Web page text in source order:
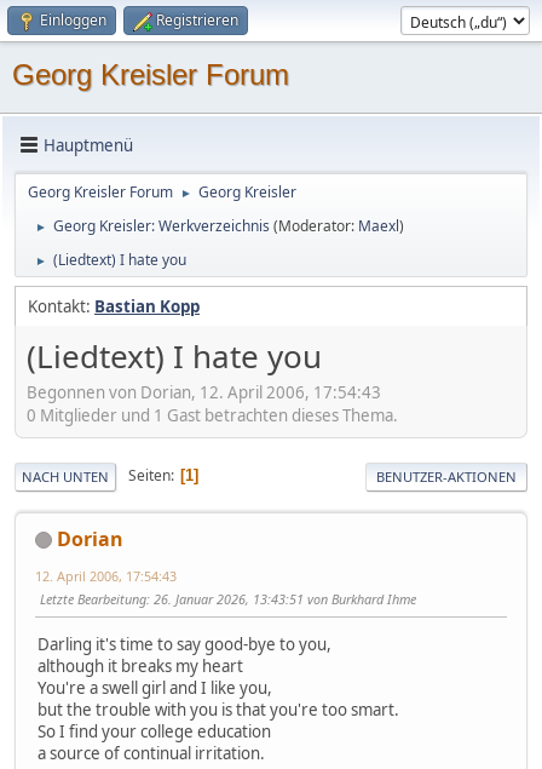
Einloggen Registrieren
Georg Kreisler Forum
Hauptmenü
Georg Kreisler Forum ► Georg Kreisler
► Georg Kreisler: Werkverzeichnis (Moderator: Maexl)
► (Liedtext) I hate you
Kontakt: Bastian Kopp
(Liedtext) I hate you
Begonnen von Dorian, 12. April 2006, 17:54:43
0 Mitglieder und 1 Gast betrachten dieses Thema.
NACH UNTEN Seiten 1 BENUTZER-AKTIONEN
Dorian
12. April 2006, 17:54:43
Letzte Bearbeitung: 26. Januar 2026, 13:43:51 von Burkhard Ihme
Darling it's time to say good-bye to you,
although it breaks my heart
You're a swell girl and I like you,
but the trouble with you is that you're too smart.
So I find your college education
a source of continual irritation.